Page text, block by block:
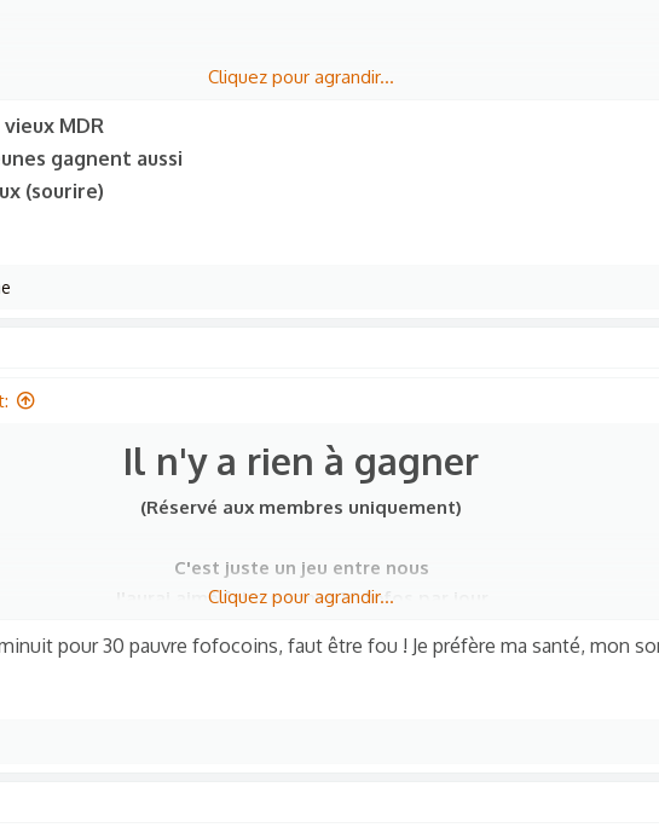
Cliquez pour agrandir...
MDR
gagnent aussi
(sourire)
Il n'y a rien à gagner
(Réservé aux membres uniquement)
C'est juste un jeu entre nous
J'aurai aimé faire gagner 30 fofos par jour
jours ça implique un suivi, et une manipulation de la part de
Cliquez pour agrandir...
pour 30 pauvre fofocoins, faut être fou ! Je préfère ma santé, mon